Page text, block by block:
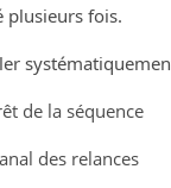
plusieurs fois.
de la séquence
des relances